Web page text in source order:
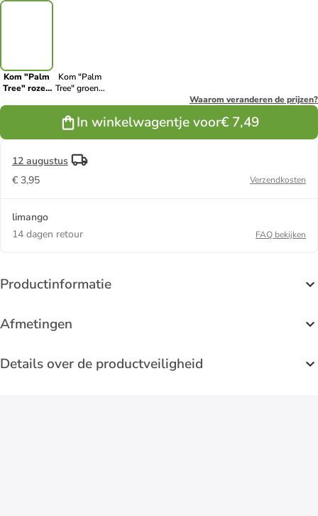
Kom "Palm
Tree" roze -
Kom "Palm
Tree" groen -
Waarom veranderen de prijzen?
In winkelwagentje voor€ 7,49
12 augustus
€ 3,95
Verzendkosten
limango
14 dagen retour
FAQ bekijken
Productinformatie
Afmetingen
Details over de productveiligheid